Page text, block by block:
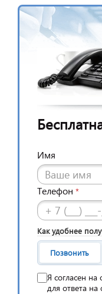
Имя
Телефон *
Как удобнее
Позвонить
Я согласен
для ответа